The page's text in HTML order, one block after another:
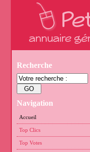
Recherche
Navigation
Accueil
Top Clics
Top Votes